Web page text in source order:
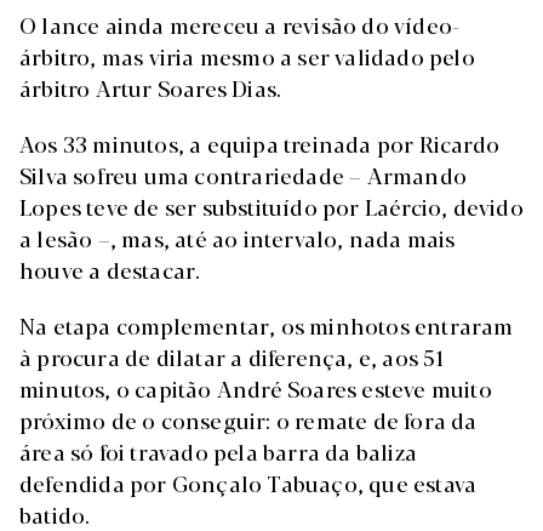
O lance ainda mereceu a revisão do vídeo-
árbitro, mas viria mesmo a ser validado pelo
árbitro Artur Soares Dias.
Aos 33 minutos, a equipa treinada por Ricardo
Silva sofreu uma contrariedade – Armando
Lopes teve de ser substituído por Laércio, devido
a lesão –, mas, até ao intervalo, nada mais
houve a destacar.
Na etapa complementar, os minhotos entraram
à procura de dilatar a diferença, e, aos 51
minutos, o capitão André Soares esteve muito
próximo de o conseguir: o remate de fora da
área só foi travado pela barra da baliza
defendida por Gonçalo Tabuaço, que estava
batido.